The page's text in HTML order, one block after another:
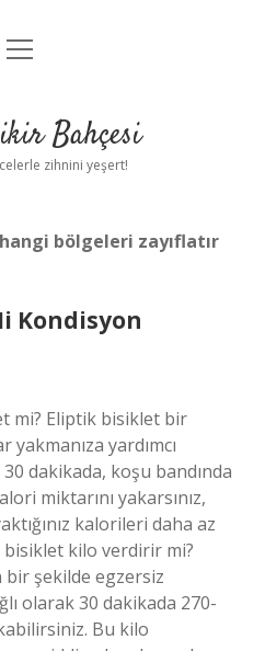
Uyarı
menüyü
Bahçesi
zihnini yeşert!
bölgeleri zayıflatır
Kondisyon
mi? Eliptik bisiklet bir
yardımcı
dakikada, koşu bandında
miktarını yakarsınız,
kalorileri daha az
bisiklet kilo verdirir mi?
şekilde egzersiz
olarak 30 dakikada 270-
Bu kilo